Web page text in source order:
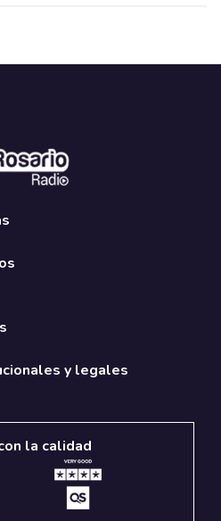
y legales
la calidad